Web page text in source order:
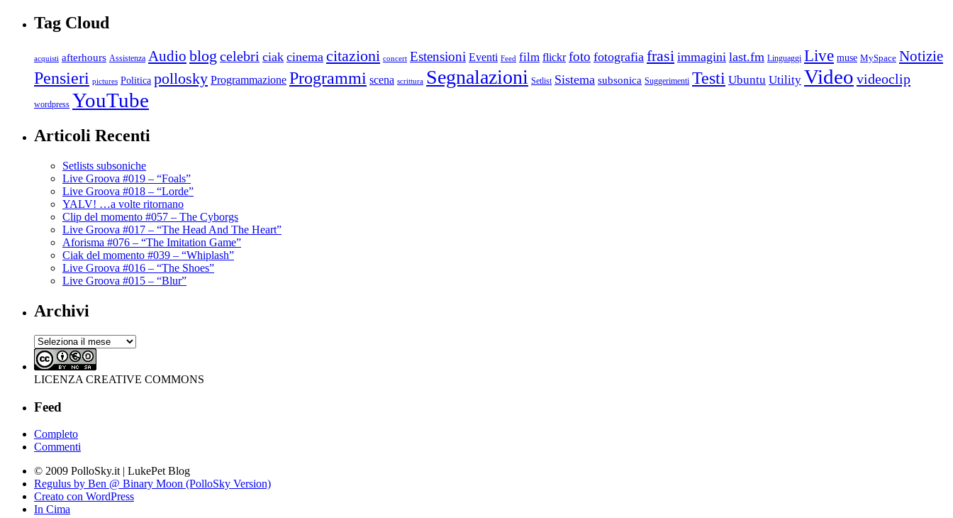
Tag Cloud
acquisti afterhours Assistenza Audio blog celebri ciak cinema citazioni concert Estensioni Eventi Feed film flickr foto fotografia frasi immagini last.fm Linguaggi Live muse MySpace Notizie
Pensieri pictures Politica pollosky Programmazione Programmi scena scrittura Segnalazioni Setlist Sistema subsonica Suggerimenti Testi Ubuntu Utility Video videoclip
wordpress YouTube
Articoli Recenti
Setlists subsoniche
Live Groova #019 – “Foals”
Live Groova #018 – “Lorde”
YALV! …a volte ritornano
Clip del momento #057 – The Cyborgs
Live Groova #017 – “The Head And The Heart”
Aforisma #076 – “The Imitation Game”
Ciak del momento #039 – “Whiplash”
Live Groova #016 – “The Shoes”
Live Groova #015 – “Blur”
Archivi
Archivi
LICENZA CREATIVE COMMONS
Feed
Completo
Commenti
© 2009 PolloSky.it | LukePet Blog
Regulus by Ben @ Binary Moon (PolloSky Version)
Creato con WordPress
In Cima